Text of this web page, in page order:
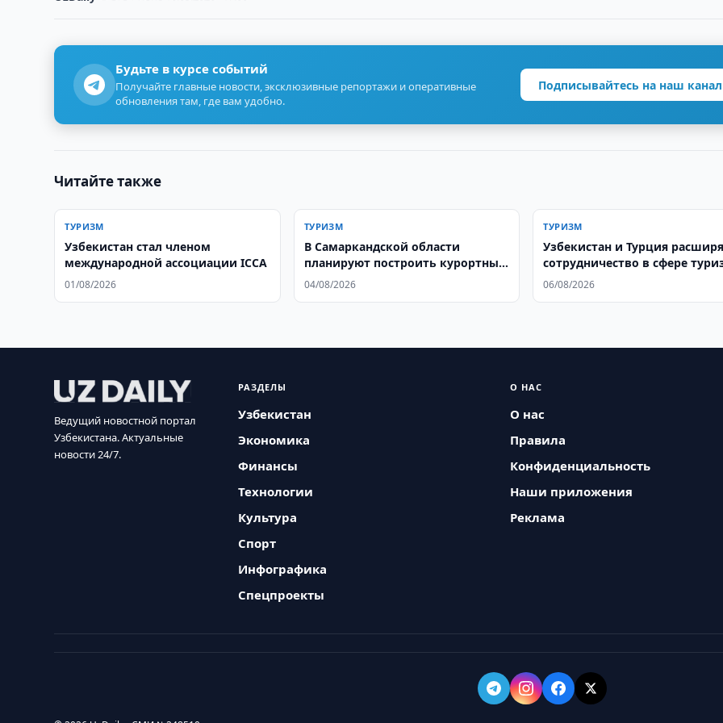
Будьте в курсе событий
Получайте главные новости, эксклюзивные репортажи и оперативные
обновления там, где вам удобно.
Подписывайтесь на наш канал
Читайте также
ТУРИЗМ
Узбекистан стал членом
международной ассоциации ICCA
01/08/2026
ТУРИЗМ
В Самаркандской области
планируют построить курортный
город Нурбулак
04/08/2026
ТУРИЗМ
Узбекистан и Турция
сотрудничество в сфере
06/08/2026
Ведущий новостной портал
Узбекистана. Актуальные
новости 24/7.
РАЗДЕЛЫ
Узбекистан
Экономика
Финансы
Технологии
Культура
Спорт
Инфографика
Спецпроекты
О НАС
О нас
Правила
Конфиденциальность
Наши приложения
Реклама